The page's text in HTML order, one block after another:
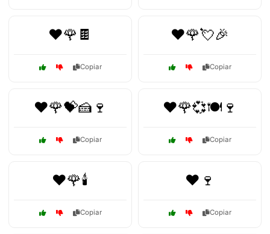
❤️🌹🍫
Copiar
❤️🌹💘🎉
Copiar
❤️🌹💝🍰🍷
Copiar
❤️🌹💞🍽️🍷
Copiar
❤️🌹🕯️
Copiar
❤️🍷
Copiar